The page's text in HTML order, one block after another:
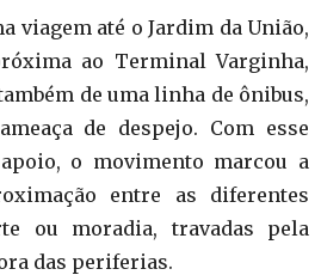
viagem até o Jardim da União,
ao Terminal Varginha,
de uma linha de ônibus,
de despejo. Com esse
o movimento marcou a
entre as diferentes
ou moradia, travadas pela
das periferias.